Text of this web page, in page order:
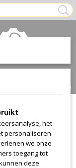
(0)
Divina Melange 731
het
personaliseren
we onze
toegang tot
deze